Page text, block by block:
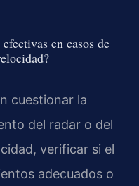
en casos de
cuestionar la
del radar o del
verificar si el
adecuados o